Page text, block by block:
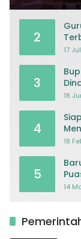
2
17
3
18
4
18
5
14